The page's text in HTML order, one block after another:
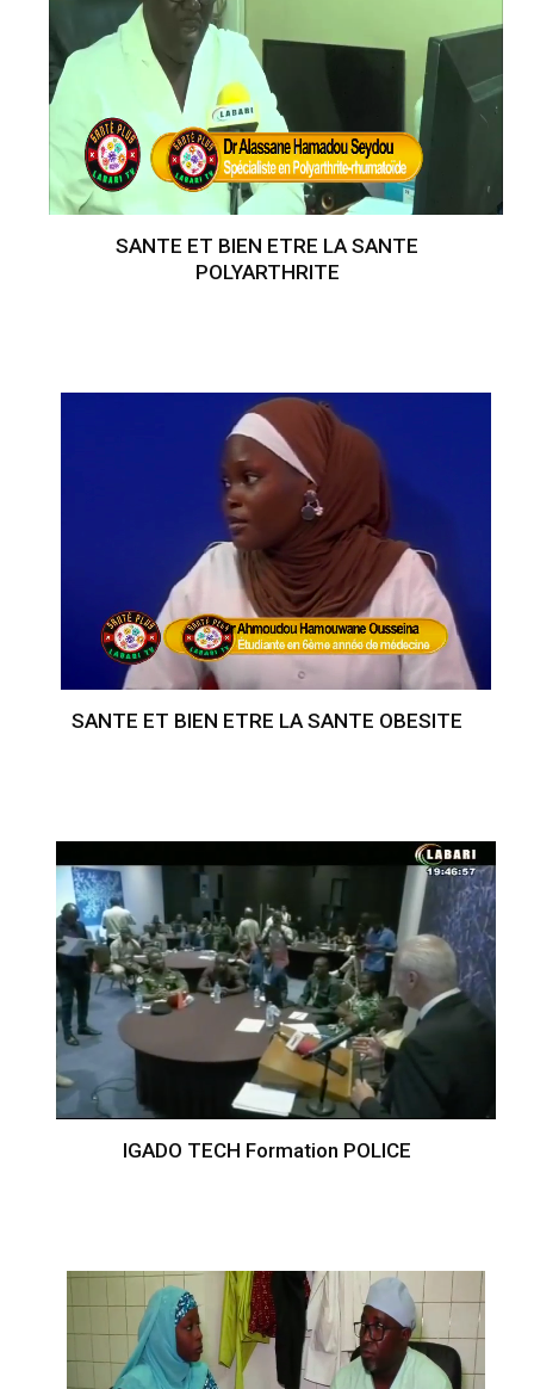
SANTE ET BIEN ETRE LA SANTE
POLYARTHRITE
SANTE ET BIEN ETRE LA SANTE OBESITE
IGADO TECH Formation POLICE